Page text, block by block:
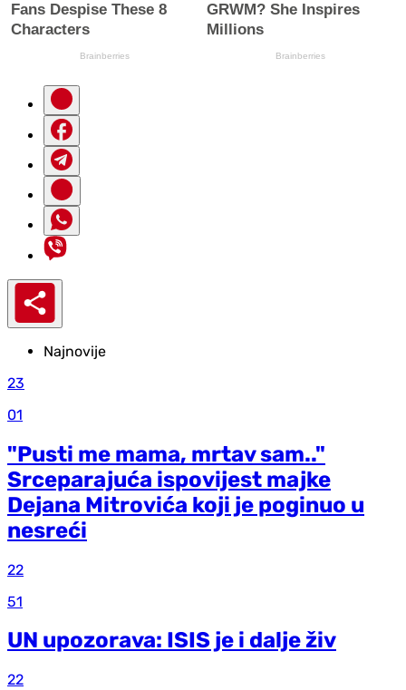
Najnovije
23
01
"Pusti me mama, mrtav sam.."
Srceparajuća ispovijest majke
Dejana Mitrovića koji je poginuo u
nesreći
22
51
UN upozorava: ISIS je i dalje živ
22